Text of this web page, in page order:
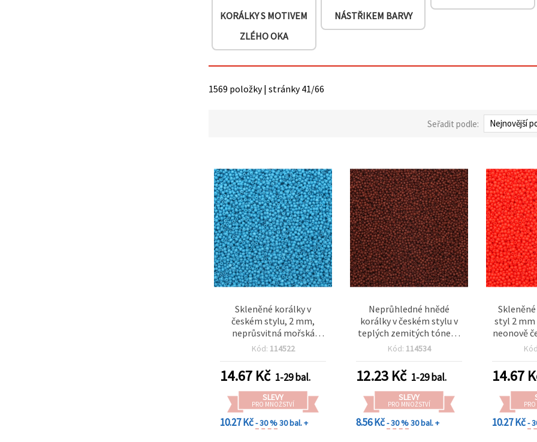
KORÁLKY S MOTIVEM
ZLÉHO OKA
NÁSTŘIKEM BARVY
1569 položky | stránky 41/66
Seřadit podle:
Skleněné korálky v
českém stylu, 2 mm,
neprůsvitná mořská
modrá, 15 g (~2050 ks)
Kód: 114522
14.67 Kč 1-29 bal.
SLEVY
PRO MNOŽSTVÍ
10.27 Kč- 30 %30 bal. +
Neprůhledné hnědé
korálky v českém stylu v
teplých zemitých tónech
– 2 mm, 15 g (cca 2050
šperky a ruční tvoření
Kód: 114534
12.23 Kč 1-29 bal.
SLEVY
PRO MNOŽSTVÍ
8.56 Kč- 30 %30 bal. +
styl 2 mm
neonově
na
14.67
10.27 Kč-